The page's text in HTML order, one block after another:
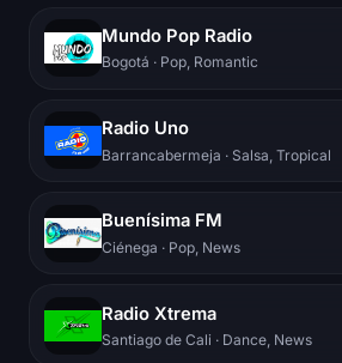
Mundo Pop Radio
Bogotá · Pop, Romantic
Radio Uno
Barrancabermeja · Salsa, Tropical
Buenísima FM
Ciénega · Pop, News
Radio Xtrema
Santiago de Cali · Dance, News